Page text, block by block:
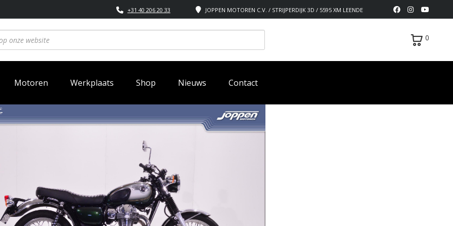
JOPPEN MOTOREN C.V. / STRIJPERDIJK 3D / 5595 XM LEENDE
+31 40 206 20 33
0
Motoren Werkplaats Shop Nieuws Contact